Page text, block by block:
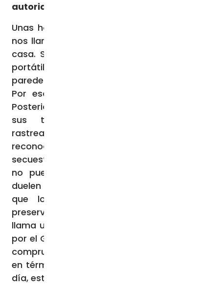
autoridades?
Unas horas después del ataque, el ejército
nos llamó y nos dijo: «No queda nadie en la
casa. Se llevaron celulares, computadoras
portátiles, joyas. Hay marcas de bala en las
paredes, pero no hay rastros de sangre».
Por eso espero que no resulten heridos.
Posteriormente, el ejército nos informó que
sus teléfonos móviles habían sido
rastreados dentro de Gaza. Intentamos
reconocerlos por los distintos vídeos de los
secuestros, pero fue en vano. Sin embargo,
no puedo ver esos horribles videos, me
duelen demasiado, les pido a mis amigos
que lo hagan. Tengo que pensar en
preservar mi salud. Cada día, entonces, nos
llama un soldado, es una mujer, designada
por el Gobierno, nos dice si hay novedades,
comprueba si necesitamos ayuda, también
en términos de apoyo psicológico. Día tras
día, estoy mejor.